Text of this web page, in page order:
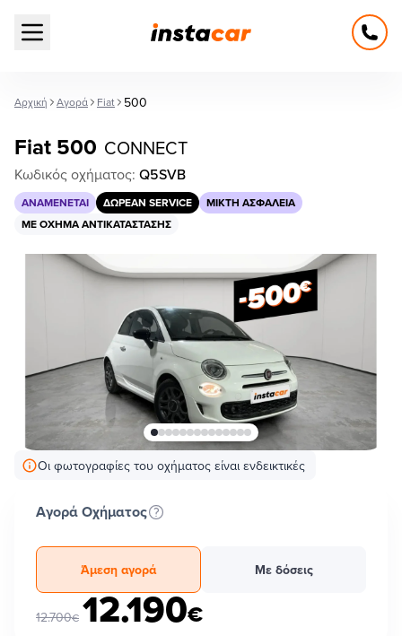
Open main menu
Αρχική Αγορά Fiat 500
Fiat 500 CONNECT
Κωδικός οχήματος: Q5SVB
ΑΝΑΜΈΝΕΤΑΙ ΔΩΡΕΆΝ SERVICE
ΜΙΚΤΉ ΑΣΦΆΛΕΙΑ
ΜΕ ΌΧΗΜΑ ΑΝΤΙΚΑΤΆΣΤΑΣΗΣ
Οι φωτογραφίες του οχήματος είναι ενδεικτικές
Αγορά Οχήματος
Άμεση αγορά Με δόσεις
12.700€ 12.190€